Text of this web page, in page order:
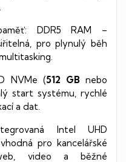
DDR5 RAM –
pro plynulý běh
NVMe (512 GBnebo
start systému, rychlé
a dat.
Intel UHD
vhodná pro kancelářské
video a běžné